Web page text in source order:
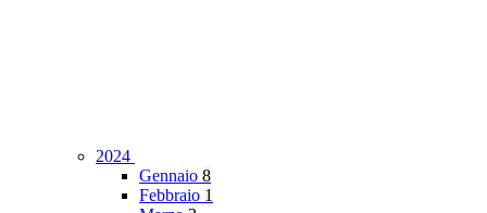
2024
Gennaio 8
Febbraio 1